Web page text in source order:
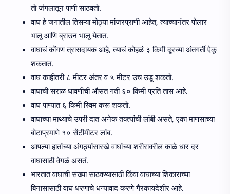
तो जंगलातून पाणी साठवतो.
वाघ हे जगातील तिसऱ्या मोठ्या मांजरप्राणी आहेत, त्याच्यानंतर पोलार
भालू आणि ब्राउन भालू येतात.
वाघाचं कोंगण त्रासदायक आहे, त्याचं कोहळं ३ किमी दूरच्या अंतगर्ती ऐकू
शकतात.
वाघ काहीतरी ८ मीटर अंतर व ५ मीटर उंच उडू शकतो.
वाघाची सराळ धावणीची औसत गती ६० किमी प्रति तास आहे.
वाघ पाण्यात ६ किमी स्विम करू शकतो.
वाघाच्या माथ्याचे उपरी दात अनेक तक्त्यांची लांबी असते, एका माणसाच्या
बोटाप्रमाणे १० सेंटीमीटर लांब.
आपल्या हातांच्या अंगठ्यांसारखे वाघांच्या शरीरावरील काळे धार दर
वाघासाठी वेगळं असतं.
भारतात वाघाची संख्या साठवण्यासाठी किंवा वाघाच्या शिकाराच्या
बिनासासाठी वाघ धरणाचे धन्यावाद करणे गैरकायदेशीर आहे.